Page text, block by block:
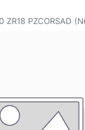
ZR18 PZCORSAD